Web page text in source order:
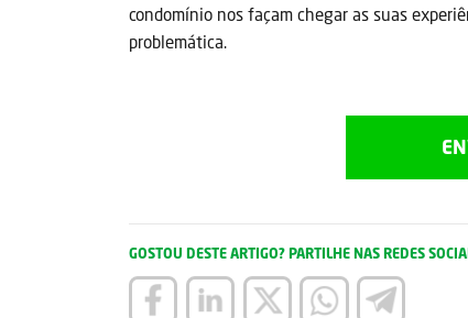
condomínio nos façam chegar as suas
problemática.
GOSTOU DESTE ARTIGO? PARTILHE NAS REDES